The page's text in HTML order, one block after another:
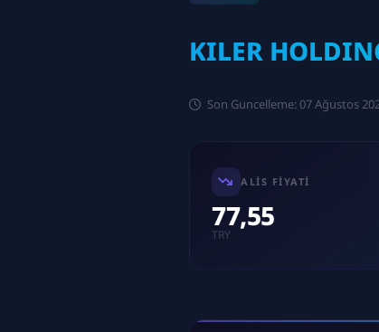
KILER
Son Guncelleme: 07 Ağustos
ALIS FIYATI
77,55
TRY